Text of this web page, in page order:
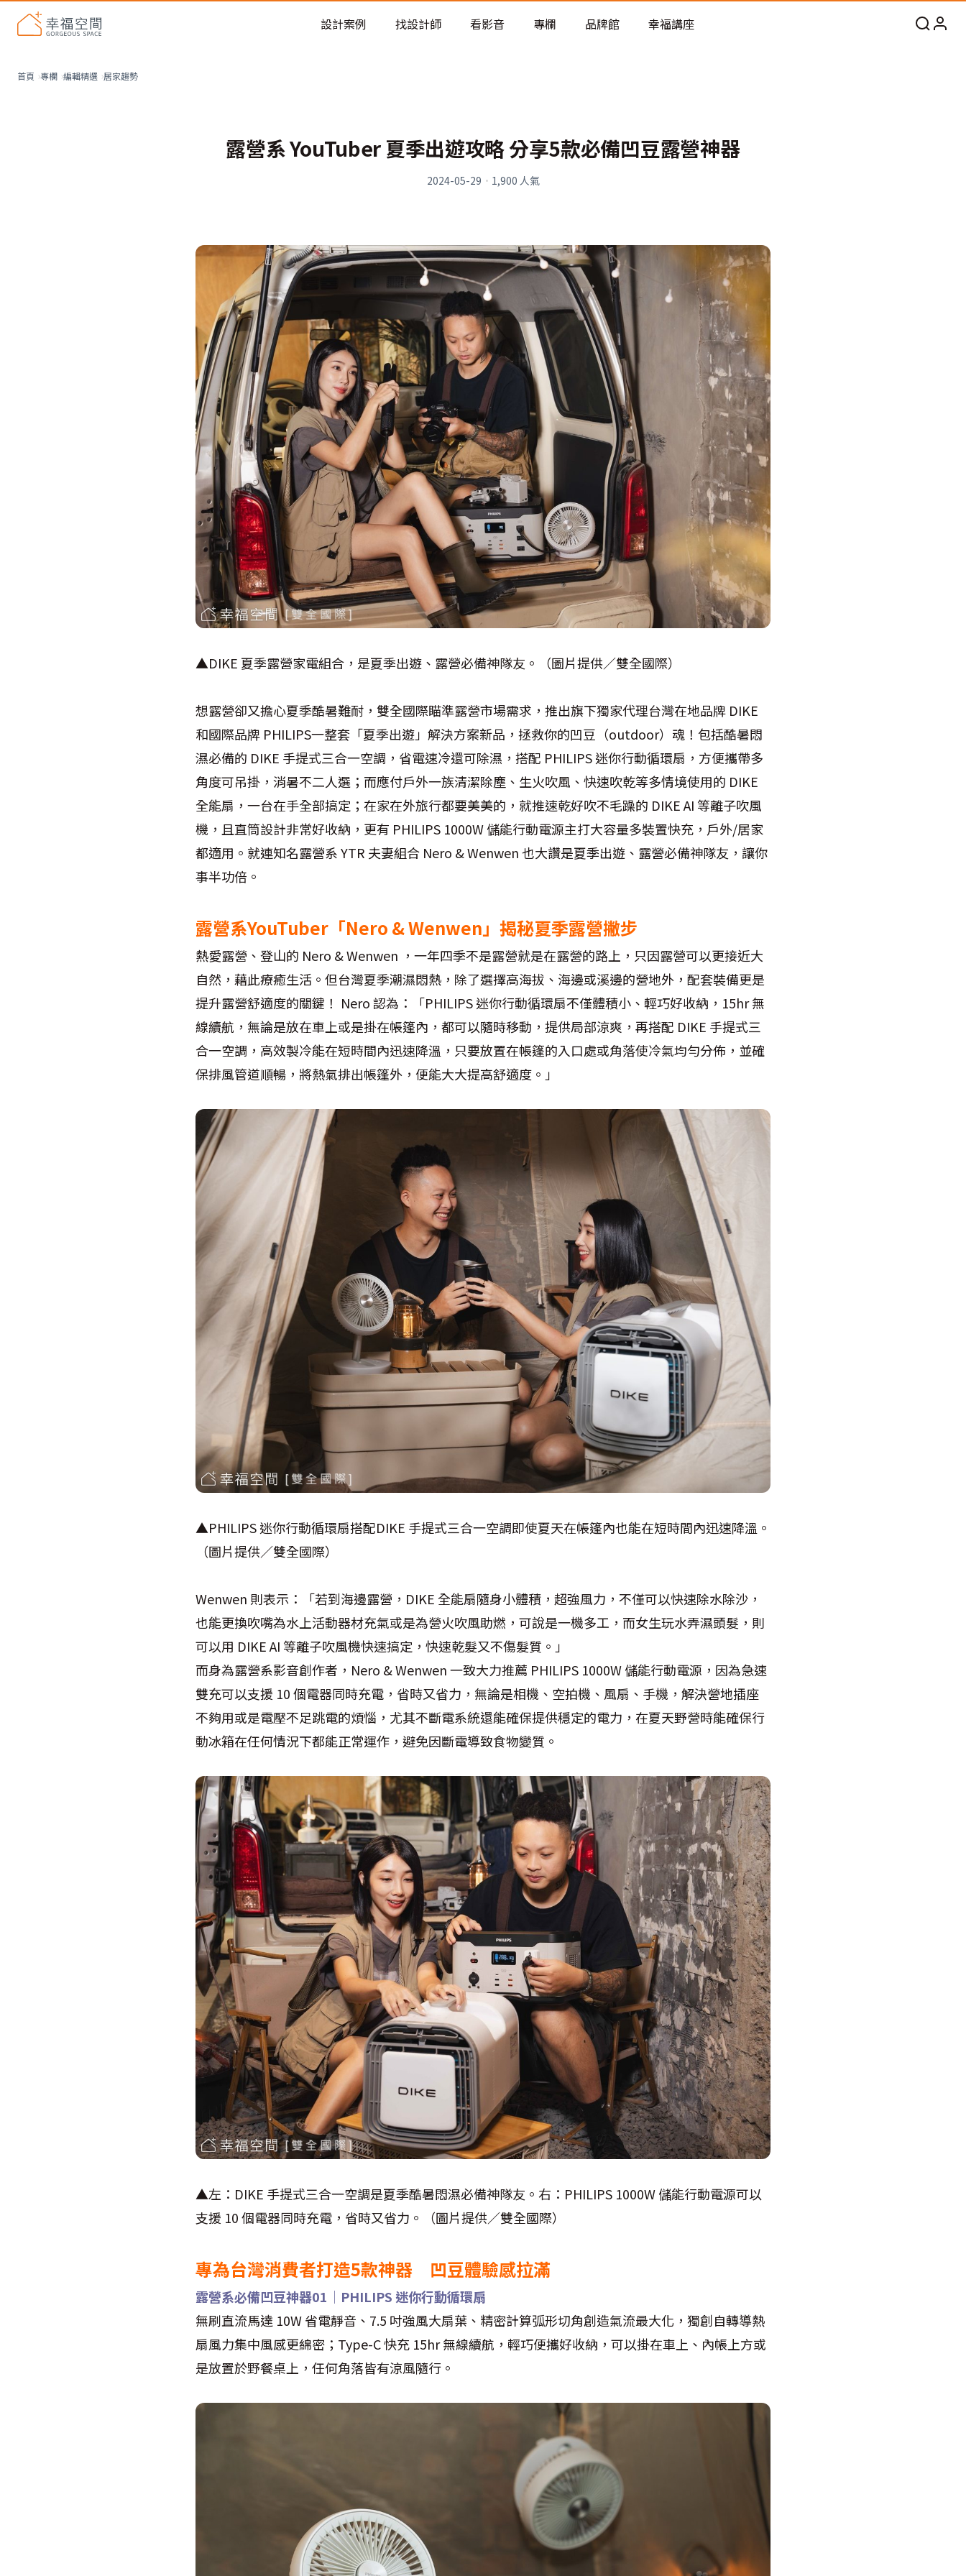
老屋預算分配與高 CP 值煥新術
設計案例 找設計師 看影音 專欄 品牌館 幸福講座
首頁 專欄 編輯精選 居家趨勢
露營系 YouTuber 夏季出遊攻略 分享5款必備凹豆露營神器
2024-05-29 · 1,900 人氣
▲DIKE 夏季露營家電組合，是夏季出遊、露營必備神隊友。（圖片提供／雙全國際）
想露營卻又擔心夏季酷暑難耐，雙全國際瞄準露營市場需求，推出旗下獨家代理台灣在地品牌 DIKE
和國際品牌 PHILIPS一整套「夏季出遊」解決方案新品，拯救你的凹豆（outdoor）魂！包括酷暑悶
濕必備的 DIKE 手提式三合一空調，省電速冷還可除濕，搭配 PHILIPS 迷你行動循環扇，方便攜帶多
角度可吊掛，消暑不二人選；而應付戶外一族清潔除塵、生火吹風、快速吹乾等多情境使用的 DIKE
全能扇，一台在手全部搞定；在家在外旅行都要美美的，就推速乾好吹不毛躁的 DIKE AI 等離子吹風
機，且直筒設計非常好收納，更有 PHILIPS 1000W 儲能行動電源主打大容量多裝置快充，戶外/居家
都適用。就連知名露營系 YTR 夫妻組合 Nero & Wenwen 也大讚是夏季出遊、露營必備神隊友，讓你
事半功倍。
露營系YouTuber「Nero & Wenwen」揭秘夏季露營撇步
熱愛露營、登山的 Nero & Wenwen ，一年四季不是露營就是在露營的路上，只因露營可以更接近大
自然，藉此療癒生活。但台灣夏季潮濕悶熱，除了選擇高海拔、海邊或溪邊的營地外，配套裝備更是
提升露營舒適度的關鍵！ Nero 認為：「PHILIPS 迷你行動循環扇不僅體積小、輕巧好收納，15hr 無
線續航，無論是放在車上或是掛在帳篷內，都可以隨時移動，提供局部涼爽，再搭配 DIKE 手提式三
合一空調，高效製冷能在短時間內迅速降溫，只要放置在帳篷的入口處或角落使冷氣均勻分佈，並確
保排風管道順暢，將熱氣排出帳篷外，便能大大提高舒適度。」
▲PHILIPS 迷你行動循環扇搭配DIKE 手提式三合一空調即使夏天在帳篷內也能在短時間內迅速降溫。
（圖片提供／雙全國際）
Wenwen 則表示：「若到海邊露營，DIKE 全能扇隨身小體積，超強風力，不僅可以快速除水除沙，
也能更換吹嘴為水上活動器材充氣或是為營火吹風助燃，可說是一機多工，而女生玩水弄濕頭髮，則
可以用 DIKE AI 等離子吹風機快速搞定，快速乾髮又不傷髮質。」
而身為露營系影音創作者，Nero & Wenwen 一致大力推薦 PHILIPS 1000W 儲能行動電源，因為急速
雙充可以支援 10 個電器同時充電，省時又省力，無論是相機、空拍機、風扇、手機，解決營地插座
不夠用或是電壓不足跳電的煩惱，尤其不斷電系統還能確保提供穩定的電力，在夏天野營時能確保行
動冰箱在任何情況下都能正常運作，避免因斷電導致食物變質。
▲左：DIKE 手提式三合一空調是夏季酷暑悶濕必備神隊友。右：PHILIPS 1000W 儲能行動電源可以
支援 10 個電器同時充電，省時又省力。（圖片提供／雙全國際）
專為台灣消費者打造5款神器 凹豆體驗感拉滿
露營系必備凹豆神器01│PHILIPS 迷你行動循環扇
無刷直流馬達 10W 省電靜音、7.5 吋強風大扇葉、精密計算弧形切角創造氣流最大化，獨創自轉導熱
扇風力集中風感更綿密；Type-C 快充 15hr 無線續航，輕巧便攜好收納，可以掛在車上、內帳上方或
是放置於野餐桌上，任何角落皆有涼風隨行。